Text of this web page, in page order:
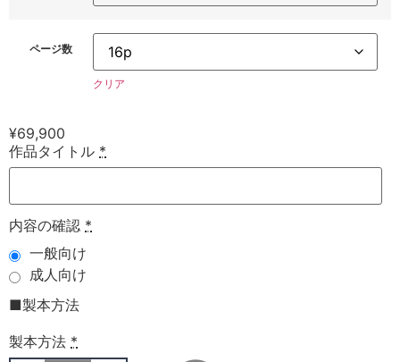
ページ数
クリア
¥69,900
作品タイトル *
内容の確認 *
一般向け
成人向け
■製本方法
製本方法 *